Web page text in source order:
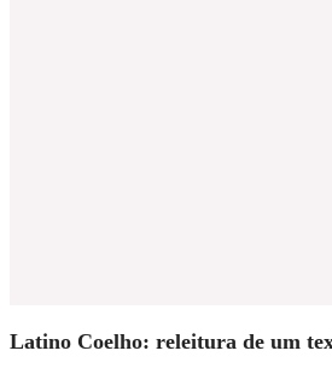
Latino Coelho: releitura de um